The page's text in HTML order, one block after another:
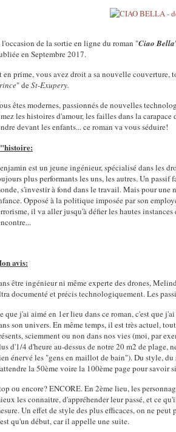
de la sortie en ligne du roman "Ciao Bella
en Septembre 2017.
en prime, vous avez droit a sa nouvelle couverture,
" deSt-Exupery.
êtes modernes, passionnés de nouvelles
les histoires d'amour, les failles dans la
devant les enfants... ce roman va vous séduire!
est un jeune ingénieur, spécialisé dans les
plus performants les uns, les autres. Un
s'investir à fond dans le travail. Mais pour
Opposé à la politique imposée par son
il va aller jusqu'à défier les hautes
avis:
être ingénieur ni même experte des drones,
documenté et précis technologiquement. Les
que j'ai aimé en 1er lieu dans ce roman, c'est que
son univers. En même temps, il est très actuel,
sciemment ou non dans nos vies (moi, par
d'1/4 d'heure au-dessus de notre 20 m2 de
énervé les "gens en maillot de bain"). Du style,
la 50ème voire la 100ème page pour savoir
ou encore? ENCORE. En 2ème lieu, les
les connaitre, d'appréhender leur passé, et ce
Un effet de style des plus efficaces, on ne
qu'un début, car il appelle une suite.